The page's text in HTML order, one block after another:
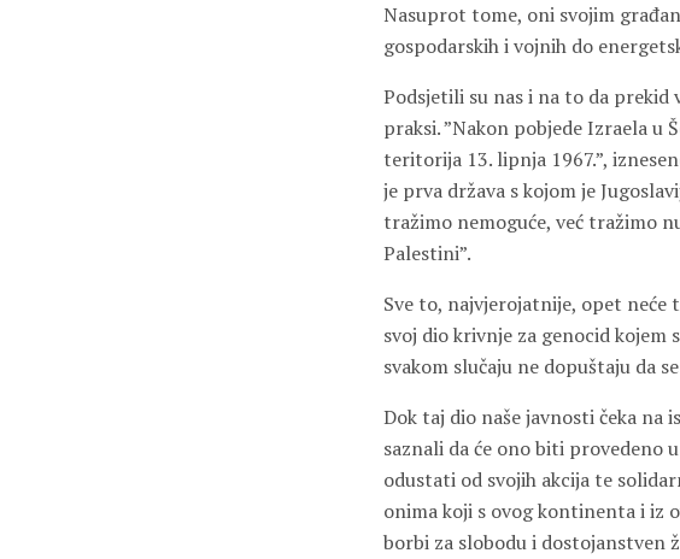
Nasuprot tome, oni svojim
gospodarskih i vojnih do
Podsjetili su nas i na to da
praksi. ”Nakon pobjede Izraela
teritorija 13. lipnja 1967.”,
je prva država s kojom je
tražimo nemoguće, već tražimo
Palestini”.
Sve to, najvjerojatnije, opet
svoj dio krivnje za genocid kojem
svakom slučaju ne dopuštaju da
Dok taj dio naše javnosti čeka na
saznali da će ono biti provedeno
odustati od svojih akcija te
onima koji s ovog kontinenta i iz
borbi za slobodu i dostojanstven